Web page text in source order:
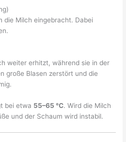
die Milch eingebracht. Dabei
weiter erhitzt, während sie in der
große Blasen zerstört und die
bei etwa 55–65 °C. Wird die Milch
und der Schaum wird instabil.